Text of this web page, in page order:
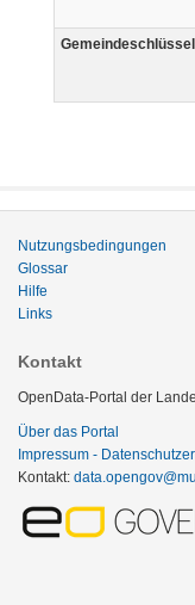
Gemeindeschlüssel
Nutzungsbedingungen
Glossar
Hilfe
Links
Kontakt
OpenData-Portal der
Über das Portal
Impressum -
Kontakt: